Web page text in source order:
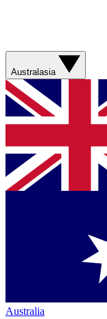
Australasia
Australia